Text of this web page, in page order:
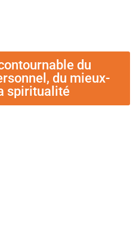
du
du mieux-
spiritualité